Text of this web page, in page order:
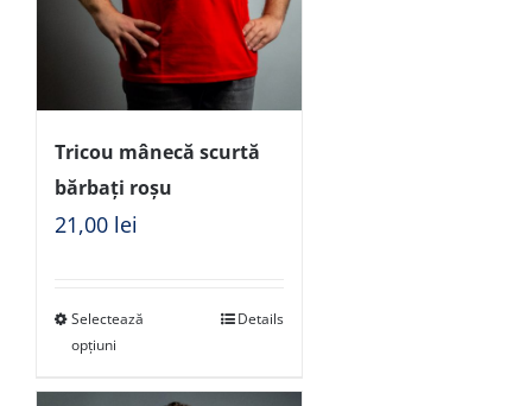
Tricou mânecă scurtă
bărbați roșu
21,00 lei
Selectează
opțiuni
Details